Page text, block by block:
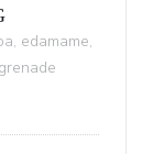
edamame,